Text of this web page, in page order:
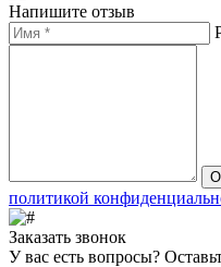
Напишите отзыв
политикой
Заказать звонок
У вас есть вопросы?